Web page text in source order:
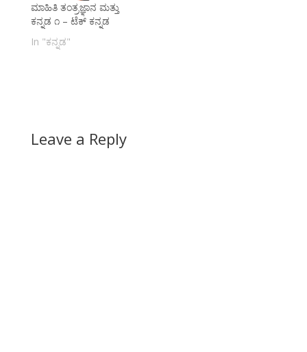
ಮಾಹಿತಿ ತಂತ್ರಜ್ಞಾನ ಮತ್ತು
ಕನ್ನಡ ೧ – ಟೆಕ್ ಕನ್ನಡ
In "ಕನ್ನಡ"
Leave a Reply